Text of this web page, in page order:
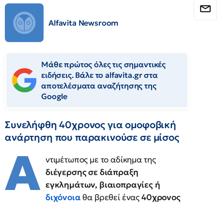
Alfavita Newsroom
Μάθε πρώτος όλες τις σημαντικές
ειδήσεις. Βάλε το alfavita.gr στα
αποτελέσματα αναζήτησης της
Google
Συνελήφθη 40χρονος για ομοφοβική
ανάρτηση που παρακινούσε σε μίσος
Α ντιμέτωπος με το αδίκημα της
διέγερσης σε διάπραξη
εγκλημάτων, βιαιοπραγίες ή
διχόνοιαθα βρεθεί ένας40χρονος